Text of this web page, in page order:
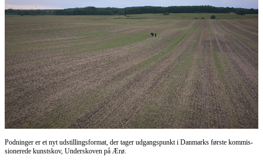
Podninger er et nyt udstillings­format, der tager udgangs­punkt i Danmarks første kommis­
sionerede kunstskov, Underskoven på Ærø.